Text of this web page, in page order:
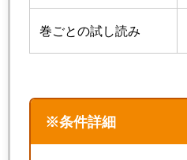
巻ごとの試し読み
※条件詳細